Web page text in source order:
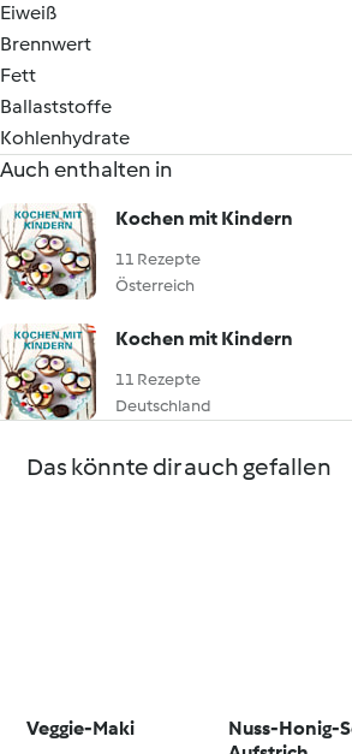
Eiweiß
Brennwert
Fett
Ballaststoffe
Kohlenhydrate
Auch enthalten in
Kochen mit Kindern
11 Rezepte
Österreich
Kochen mit Kindern
11 Rezepte
Deutschland
Das könnte dir auch gefallen
Veggie-Maki
Nuss-Honig-